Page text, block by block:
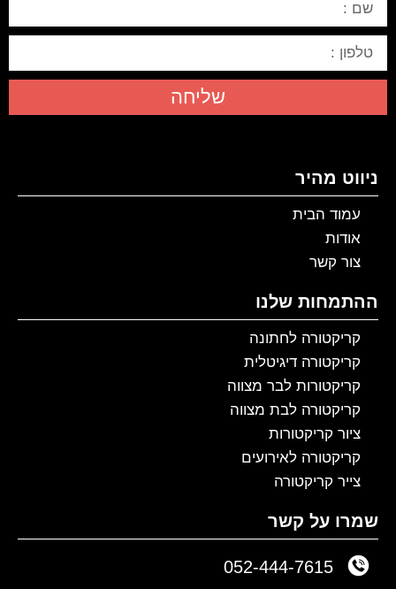
שליחה
ניווט מהיר
עמוד הבית
אודות
צור קשר
ההתמחות שלנו
קריקטורה לחתונה
קריקטורה דיגיטלית
קריקטורות לבר מצווה
קריקטורה לבת מצווה
ציור קריקטורות
קריקטורה לאירועים
צייר קריקטורה
שמרו על קשר
052-444-7615